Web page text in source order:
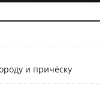
и причёску